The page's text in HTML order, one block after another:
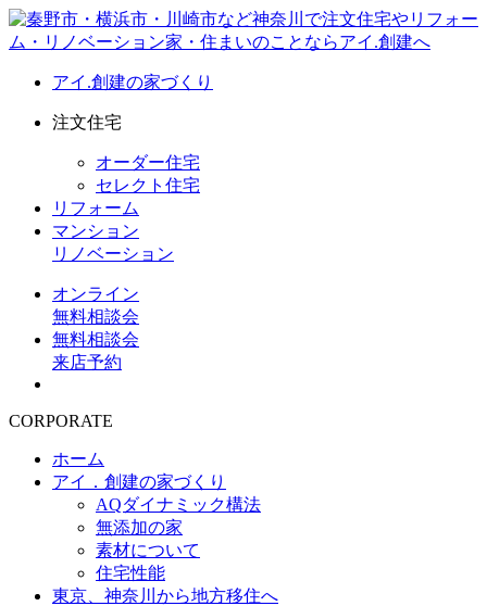
アイ.創建の家づくり
注文住宅
オーダー住宅
セレクト住宅
リフォーム
マンション
リノベーション
オンライン
無料相談会
無料相談会
来店予約
CORPORATE
ホーム
アイ．創建の家づくり
AQダイナミック構法
無添加の家
素材について
住宅性能
東京、神奈川から地方移住へ